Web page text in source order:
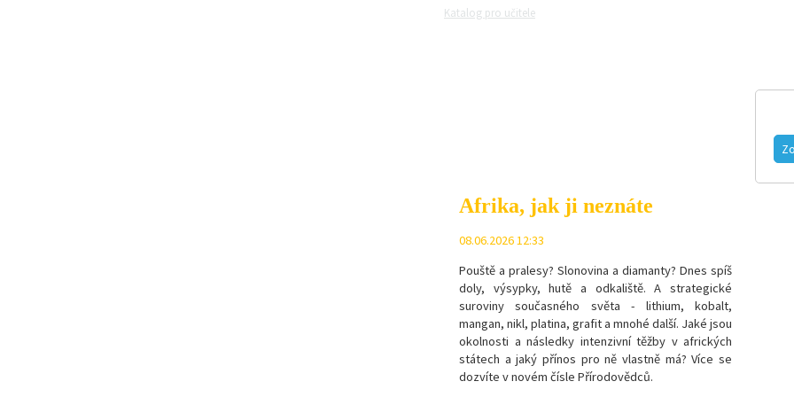
Katalog pro učitele
Afrika, jak ji neznáte
08.06.2026 12:33
Pouště a pralesy? Slonovina a diamanty? Dnes spíš
doly, výsypky, hutě a odkaliště. A strategické
suroviny současného světa - lithium, kobalt,
mangan, nikl, platina, grafit a mnohé další. Jaké jsou
okolnosti a následky intenzivní těžby v afrických
státech a jaký přínos pro ně vlastně má? Více se
dozvíte v novém čísle Přírodovědců.